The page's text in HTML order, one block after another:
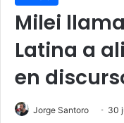
Milei
Latina a
en
Jorge Santoro 30